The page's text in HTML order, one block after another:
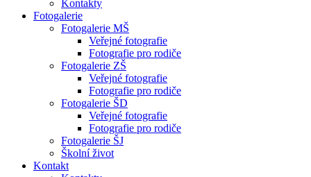
Kontakty
Fotogalerie
Fotogalerie MŠ
Veřejné fotografie
Fotografie pro rodiče
Fotogalerie ZŠ
Veřejné fotografie
Fotografie pro rodiče
Fotogalerie ŠD
Veřejné fotografie
Fotografie pro rodiče
Fotogalerie ŠJ
Školní život
Kontakt